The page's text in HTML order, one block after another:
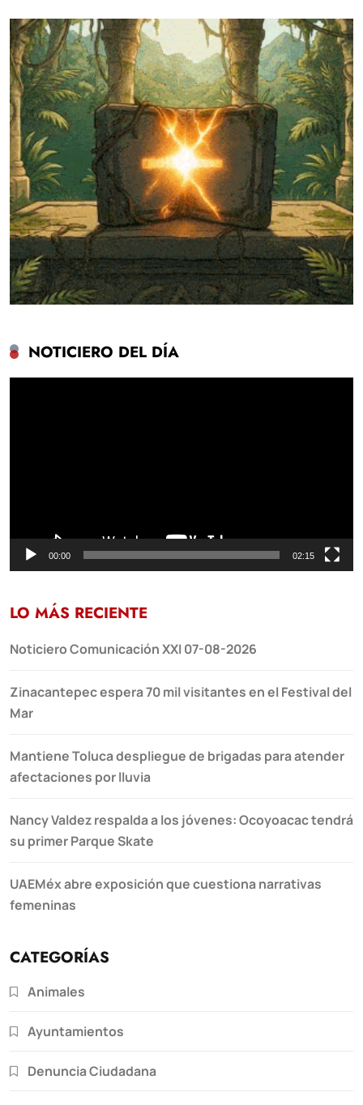
NOTICIERO DEL DÍA
00:00 02:15
LO MÁS RECIENTE
Noticiero Comunicación XXI 07-08-2026
Zinacantepec espera 70 mil visitantes en el Festival del
Mar
Mantiene Toluca despliegue de brigadas para atender
afectaciones por lluvia
Nancy Valdez respalda a los jóvenes: Ocoyoacac tendrá
su primer Parque Skate
UAEMéx abre exposición que cuestiona narrativas
femeninas
CATEGORÍAS
Animales
Ayuntamientos
Denuncia Ciudadana